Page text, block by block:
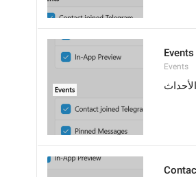
Events
Events
الأحداث